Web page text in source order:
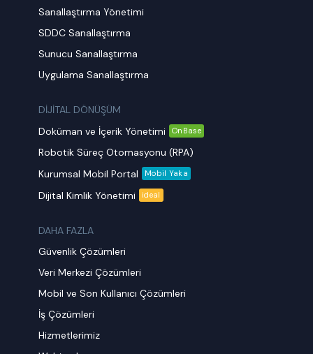
Sanallaştırma Yönetimi
SDDC Sanallaştırma
Sunucu Sanallaştırma
Uygulama Sanallaştırma
DİJİTAL DÖNÜŞÜM
Doküman ve İçerik Yönetimi
OnBase
Robotik Süreç Otomasyonu (RPA)
Kurumsal Mobil Portal
Mobil Yaka
Dijital Kimlik Yönetimi ideal
DAHA FAZLA
Güvenlik Çözümleri
Veri Merkezi Çözümleri
Mobil ve Son Kullanıcı Çözümleri
İş Çözümleri
Hizmetlerimiz